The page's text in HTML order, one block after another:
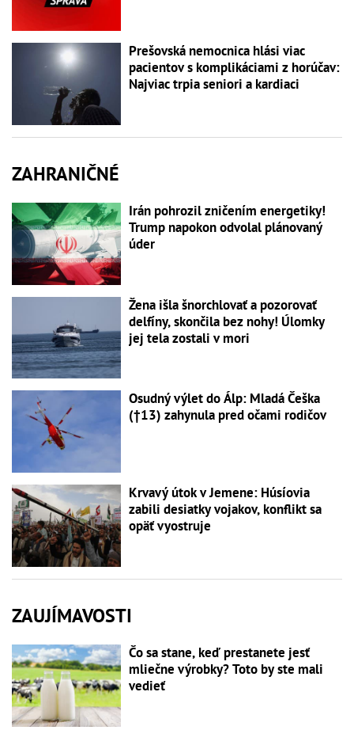
Prešovská nemocnica hlási viac
pacientov s komplikáciami z horúčav:
Najviac trpia seniori a kardiaci
ZAHRANIČNÉ
Irán pohrozil zničením energetiky!
Trump napokon odvolal plánovaný
úder
Žena išla šnorchlovať a pozorovať
delfíny, skončila bez nohy! Úlomky
jej tela zostali v mori
Osudný výlet do Álp: Mladá Češka
(†13) zahynula pred očami rodičov
Krvavý útok v Jemene: Húsíovia
zabili desiatky vojakov, konflikt sa
opäť vyostruje
ZAUJÍMAVOSTI
Čo sa stane, keď prestanete jesť
mliečne výrobky? Toto by ste mali
vedieť